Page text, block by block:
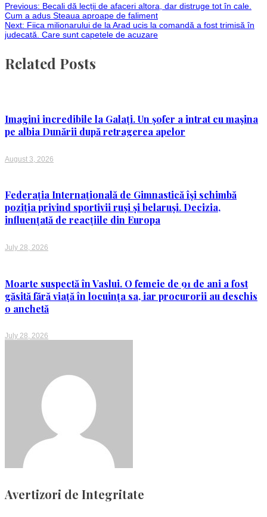
Post
navigation
Previous: Becali dă lecții de afaceri altora, dar distruge tot în cale.
Cum a adus Steaua aproape de faliment
Next: Fiica milionarului de la Arad ucis la comandă a fost trimisă în
judecată. Care sunt capetele de acuzare
Related Posts
Imagini incredibile la Galați. Un șofer a intrat cu mașina
pe albia Dunării după retragerea apelor
August 3, 2026
Federația Internațională de Gimnastică își schimbă
poziția privind sportivii ruși și belaruși. Decizia,
influențată de reacțiile din Europa
July 28, 2026
Moarte suspectă în Vaslui. O femeie de 91 de ani a fost
găsită fără viață în locuința sa, iar procurorii au deschis
o anchetă
July 28, 2026
Avertizori de Integritate